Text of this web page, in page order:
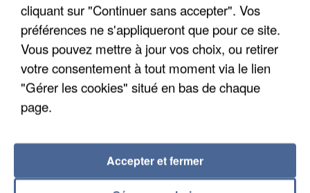
cliquant sur "Continuer sans accepter". Vos
préférences ne s'appliqueront que pour ce site.
Vous pouvez mettre à jour vos choix, ou retirer
votre consentement à tout moment via le lien
"Gérer les cookies" situé en bas de chaque
page.
Accepter et fermer